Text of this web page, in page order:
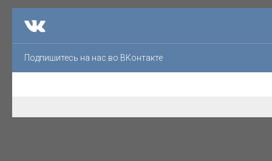
Подпишитесь на нас во ВКонтакте